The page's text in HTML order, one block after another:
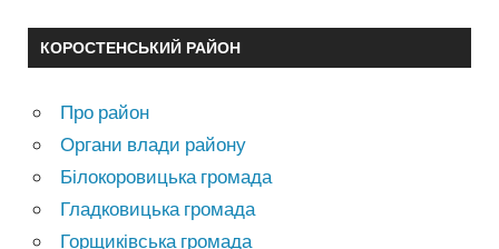
КОРОСТЕНСЬКИЙ РАЙОН
Про район
Органи влади району
Білокоровицька громада
Гладковицька громада
Горщиківська громада